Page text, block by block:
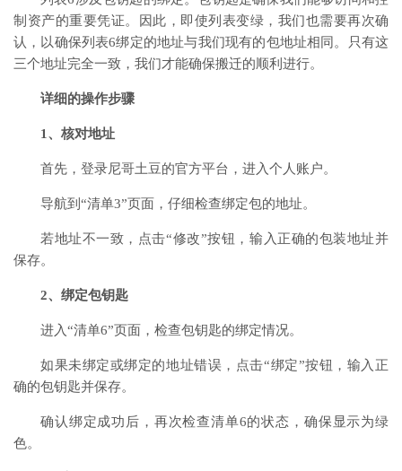
制资产的重要凭证。因此，即使列表变绿，我们也需要再次确
认，以确保列表6绑定的地址与我们现有的包地址相同。只有这
三个地址完全一致，我们才能确保搬迁的顺利进行。
详细的操作步骤
1、核对地址
首先，登录尼哥土豆的官方平台，进入个人账户。
导航到“清单3”页面，仔细检查绑定包的地址。
若地址不一致，点击“修改”按钮，输入正确的包装地址并
保存。
2、绑定包钥匙
进入“清单6”页面，检查包钥匙的绑定情况。
如果未绑定或绑定的地址错误，点击“绑定”按钮，输入正
确的包钥匙并保存。
确认绑定成功后，再次检查清单6的状态，确保显示为绿
色。